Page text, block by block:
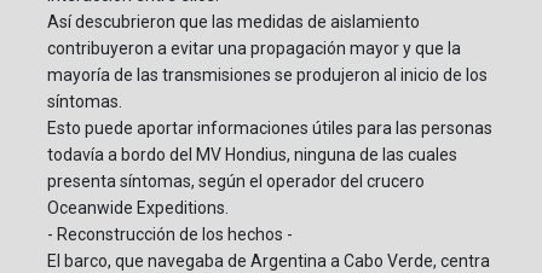
Así descubrieron que las medidas de aislamiento
contribuyeron a evitar una propagación mayor y que la
mayoría de las transmisiones se produjeron al inicio de los
síntomas.
Esto puede aportar informaciones útiles para las personas
todavía a bordo del MV Hondius, ninguna de las cuales
presenta síntomas, según el operador del crucero
Oceanwide Expeditions.
- Reconstrucción de los hechos -
El barco, que navegaba de Argentina a Cabo Verde, centra